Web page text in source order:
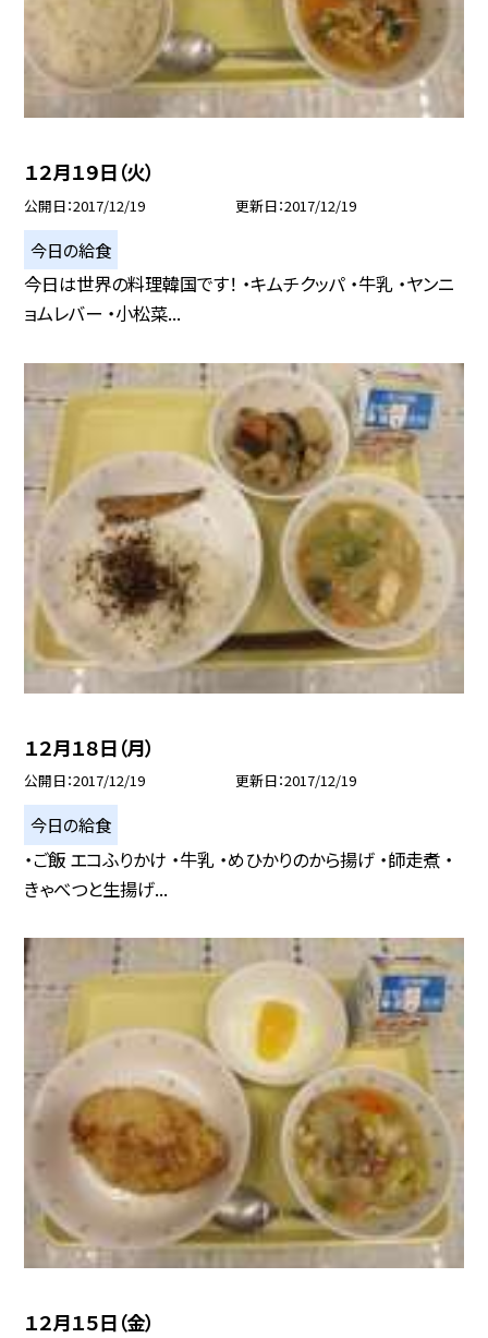
１２月１９日（火）
公開日 2017/12/19 更新日 2017/12/19
今日の給食
今日は世界の料理韓国です！ ・キムチクッパ ・牛乳 ・ヤンニ
ョムレバー ・小松菜...
１２月１８日（月）
公開日 2017/12/19 更新日 2017/12/19
今日の給食
・ご飯 エコふりかけ ・牛乳 ・めひかりのから揚げ ・師走煮 ・
きゃべつと生揚げ...
１２月１５日（金）